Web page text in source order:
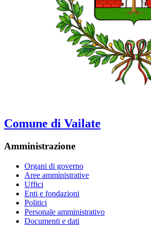
Comune di Vailate
Amministrazione
Organi di governo
Aree amministrative
Uffici
Enti e fondazioni
Politici
Personale amministrativo
Documenti e dati